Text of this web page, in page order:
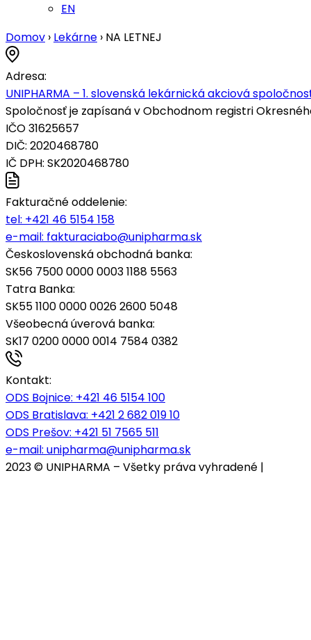
EN
Domov › Lekárne › NA LETNEJ
Adresa:
UNIPHARMA – 1. slovenská lekárnická akciová
Spoločnosť je zapísaná v Obchodnom registri
IČO 31625657
DIČ: 2020468780
IČ DPH: SK2020468780
Fakturačné oddelenie:
tel: +421 46 5154 158
e-mail: fakturaciabo@unipharma.sk
Československá obchodná banka:
SK56 7500 0000 0003 1188 5563
Tatra Banka:
SK55 1100 0000 0026 2600 5048
Všeobecná úverová banka:
SK17 0200 0000 0014 7584 0382
Kontakt:
ODS Bojnice: +421 46 5154 100
ODS Bratislava: +421 2 682 019 10
ODS Prešov: +421 51 7565 511
e-mail: unipharma@unipharma.sk
2023 © UNIPHARMA – Všetky práva vyhradené |